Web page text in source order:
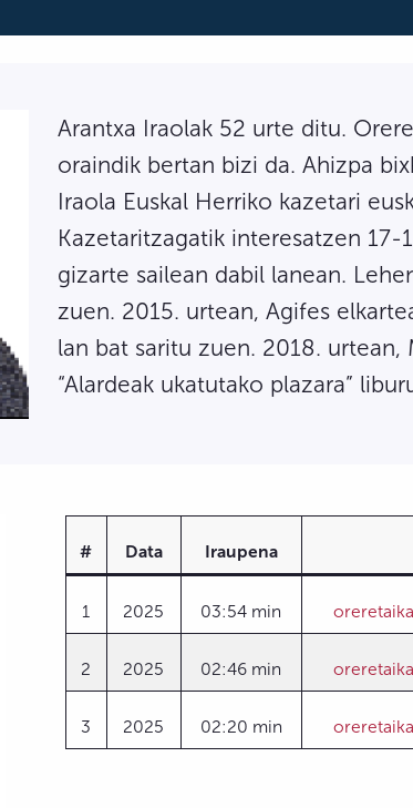
Arantxa Iraolak 52 urte ditu.
oraindik bertan bizi da. Ahizpa
Iraola Euskal Herriko kazetari
Kazetaritzagatik interesatzen
gizarte sailean dabil lanean.
zuen. 2015. urtean, Agifes
lan bat saritu zuen. 2018.
“Alardeak ukatutako plazara”
# Data Iraupena
1 2025 03:54 min
2 2025 02:46 min
3 2025 02:20 min